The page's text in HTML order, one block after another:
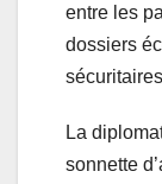
entre les
dossiers
La
sonnette